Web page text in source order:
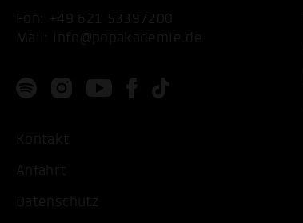
Fon: +49 621 53397200
Mail: info@popakademie.de
Kontakt
Anfahrt
Datenschutz